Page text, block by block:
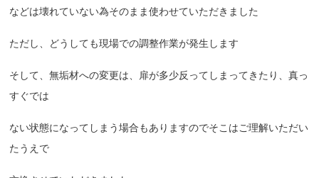
などは壊れていない為そのまま使わせていただきました
ただし、どうしても現場での調整作業が発生します
そして、無垢材への変更は、扉が多少反ってしまってきたり、真っ
すぐでは
ない状態になってしまう場合もありますのでそこはご理解いただい
たうえで